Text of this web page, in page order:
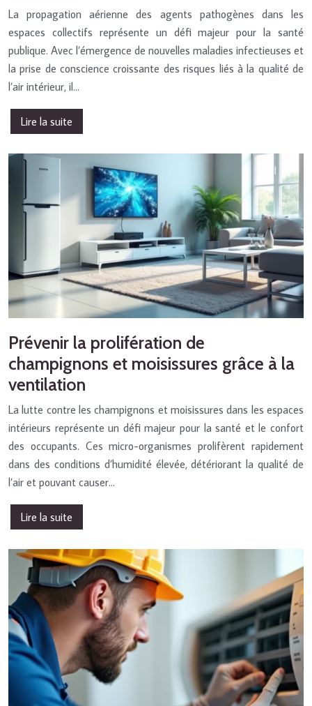
La propagation aérienne des agents pathogènes dans les
espaces collectifs représente un défi majeur pour la santé
publique. Avec l’émergence de nouvelles maladies infectieuses et
la prise de conscience croissante des risques liés à la qualité de
l’air intérieur, il…
Lire la suite
Prévenir la prolifération de
champignons et moisissures grâce à la
ventilation
La lutte contre les champignons et moisissures dans les espaces
intérieurs représente un défi majeur pour la santé et le confort
des occupants. Ces micro-organismes prolifèrent rapidement
dans des conditions d’humidité élevée, détériorant la qualité de
l’air et pouvant causer…
Lire la suite